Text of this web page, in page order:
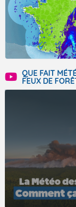
QUE FAIT
FEUX DE